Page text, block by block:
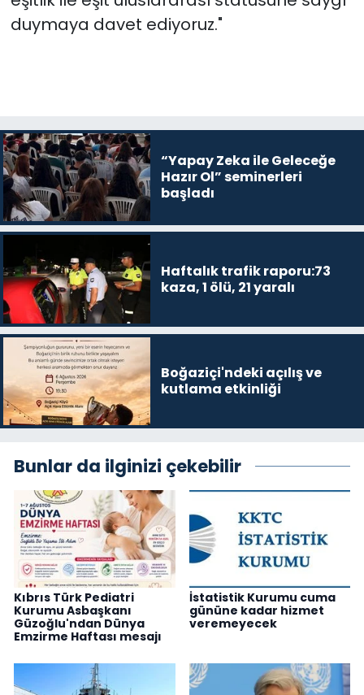
duymaya davet ediyoruz."
“Yapay Zeka ile Geleceğe
Hazır Ol” seminerleri
başladı
Haftalık trafik raporu:73
kaza, 1 ölü, 21 yaralı
Boğaziçi'ndeki açılış ve
kutlama etkinliği
Bunlar da ilginizi çekebilir
Kıbrıs Türk Pediatri
Kurumu Asbaşkanı
Güzoğlu'ndan Dünya
Emzirme Haftası mesajı
İstatistik Kurumu cuma
gününe kadar hizmet
veremeyecek